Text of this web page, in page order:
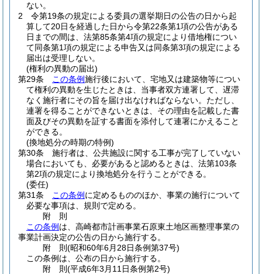
ない。
2
令第19条の規定による委員の選挙期日の公告の日から起
算して20日を経過した日から令第22条第1項の公告がある
日までの間は、法第85条第4項の規定により借地権につい
て同条第1項の規定による申告又は同条第3項の規定による
届出は受理しない。
(権利の異動の届出)
第29条
この条例施行後において、宅地又は建築物等につい
て権利の異動を生じたときは、当事者双方連署して、遅滞
なく施行者にその旨を届け出なければならない。 ただし、
連署を得ることができないときは、その理由を記載した書
面及びその異動を証する書面を添付して連署にかえること
ができる。
(換地処分の時期の特例)
第30条
施行者は、公共施設に関する工事が完了していない
場合においても、必要があると認めるときは、法第103条
第2項の規定により換地処分を行うことができる。
(委任)
第31条
この条例 に定めるもののほか、事業の施行について
必要な事項は、規則で定める。
附 則
この条例 は、高崎都市計画事業石原東土地区画整理事業の
事業計画決定の公告の日から施行する。
附 則(昭和60年6月28日条例第37号)
この条例は、公布の日から施行する。
附 則(平成6年3月11日条例第2号)